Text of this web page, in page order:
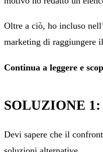
Oltre a ciò, ho incluso
marketing di raggiungere
Continua a leggere e
SOLUZIONE
Devi sapere che il